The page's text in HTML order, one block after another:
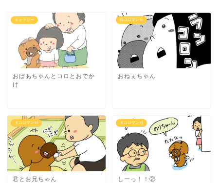
ギャラリー
おばあちゃんとコロとおでか
け
白コロマンガ
おねぇちゃん
４コロマンガ
君とお兄ちゃん
４コロマンガ
しーっ！！②